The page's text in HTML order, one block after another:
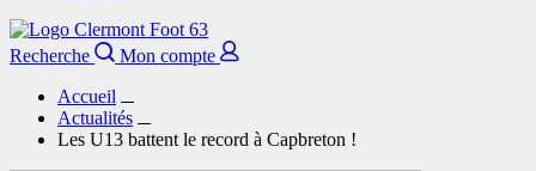
Recherche
Mon compte
Accueil
Actualités
Les U13 battent le record à Capbreton !